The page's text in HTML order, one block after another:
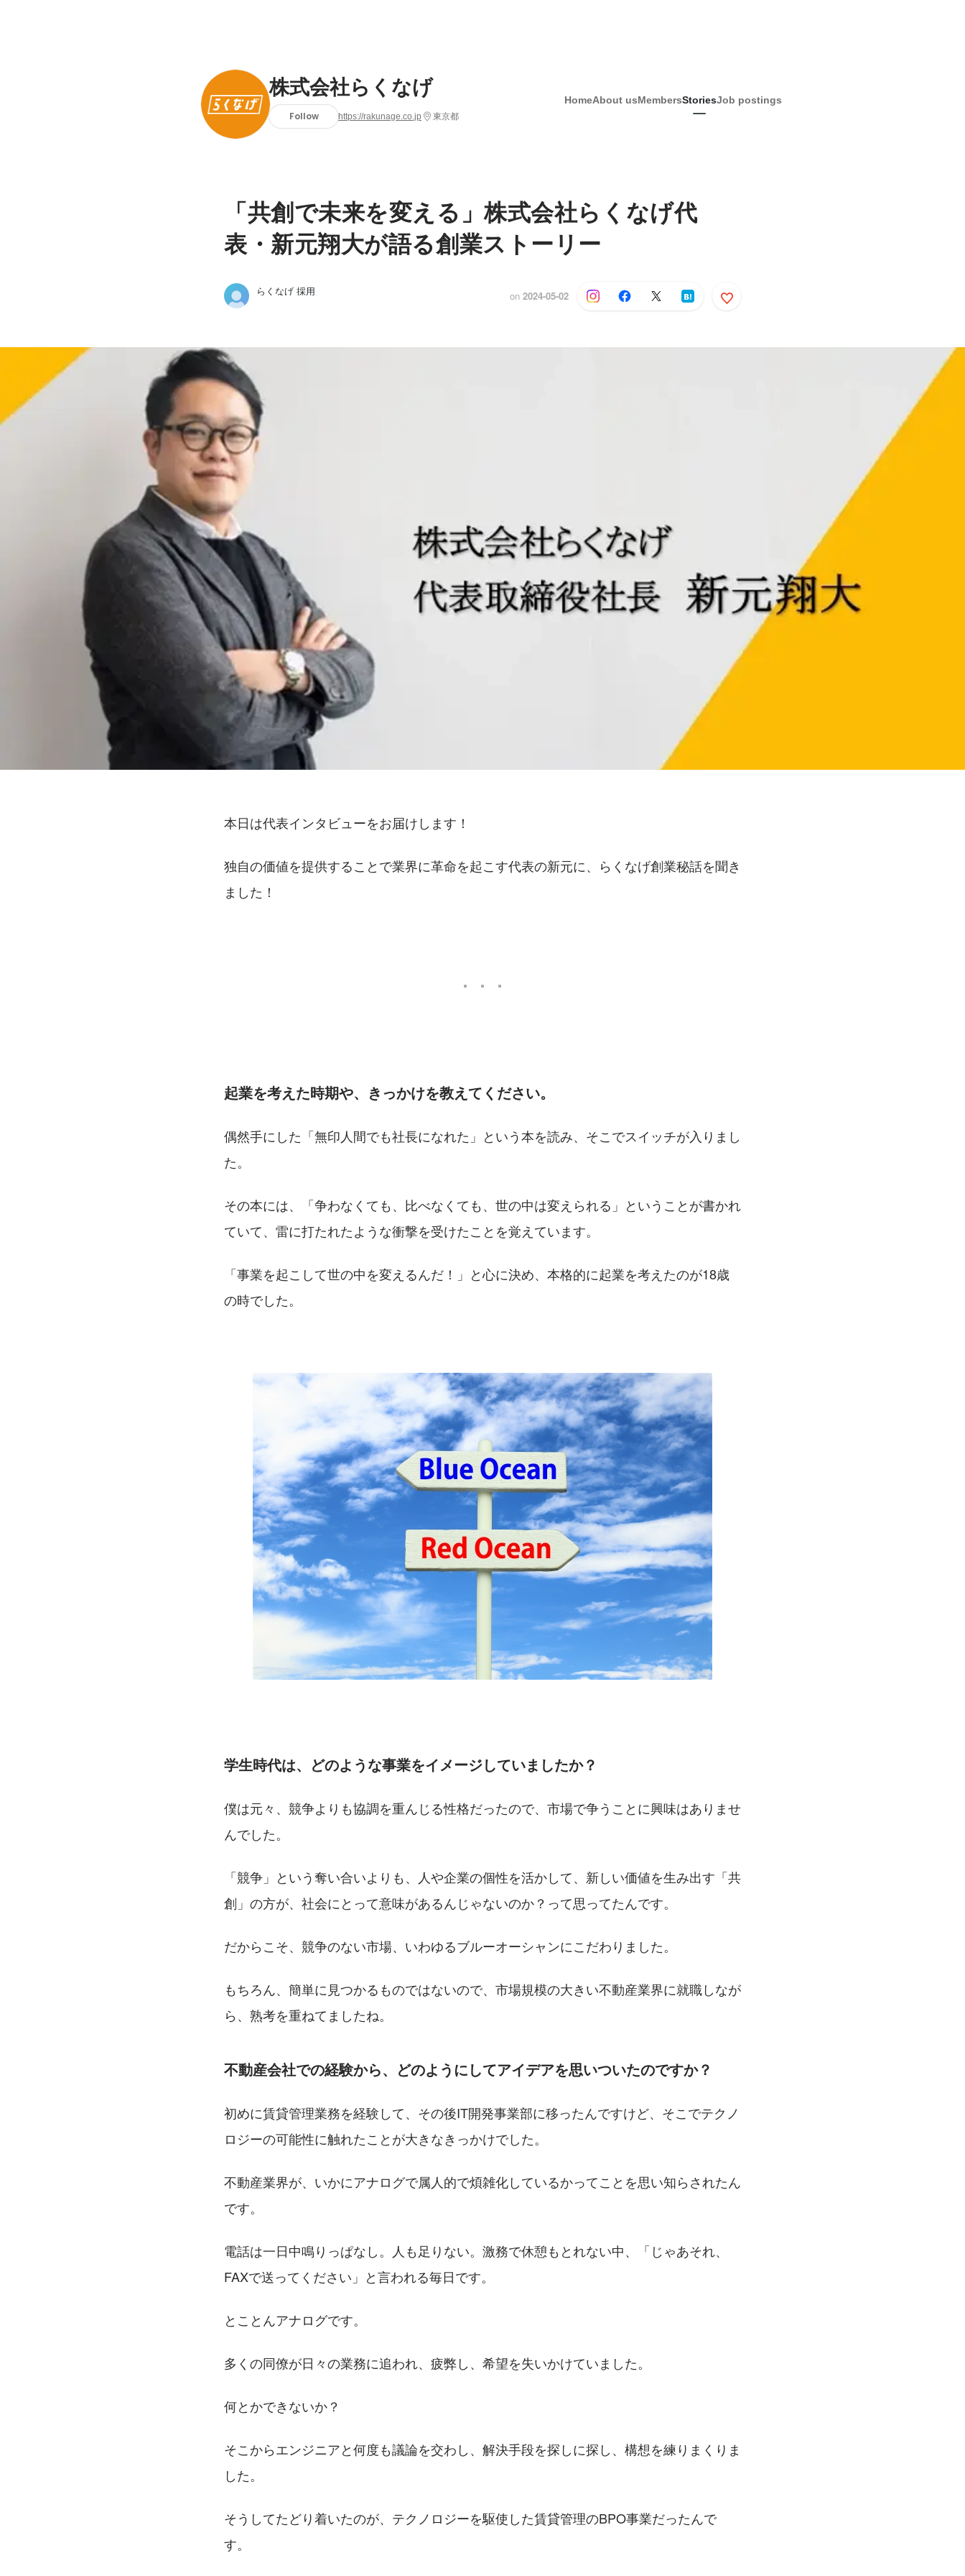
株式会社らくなげ
Follow https://rakunage.co.jp 東京都
HomeAbout usMembersStoriesJob postings
「共創で未来を変える」株式会社らくなげ代
表・新元翔大が語る創業ストーリー
らくなげ 採用 on 2024-05-02
本日は代表インタビューをお届けします！
独自の価値を提供することで業界に革命を起こす代表の新元に、らくなげ創業秘話を聞き
ました！
起業を考えた時期や、きっかけを教えてください。
偶然手にした「無印人間でも社長になれた」という本を読み、そこでスイッチが入りまし
た。
その本には、「争わなくても、比べなくても、世の中は変えられる」ということが書かれ
ていて、雷に打たれたような衝撃を受けたことを覚えています。
「事業を起こして世の中を変えるんだ！」と心に決め、本格的に起業を考えたのが18歳
の時でした。
学生時代は、どのような事業をイメージしていましたか？
僕は元々、競争よりも協調を重んじる性格だったので、市場で争うことに興味はありませ
んでした。
「競争」という奪い合いよりも、人や企業の個性を活かして、新しい価値を生み出す「共
創」の方が、社会にとって意味があるんじゃないのか？って思ってたんです。
だからこそ、競争のない市場、いわゆるブルーオーシャンにこだわりました。
もちろん、簡単に見つかるものではないので、市場規模の大きい不動産業界に就職しなが
ら、熟考を重ねてましたね。
不動産会社での経験から、どのようにしてアイデアを思いついたのですか？
初めに賃貸管理業務を経験して、その後IT開発事業部に移ったんですけど、そこでテクノ
ロジーの可能性に触れたことが大きなきっかけでした。
不動産業界が、いかにアナログで属人的で煩雑化しているかってことを思い知らされたん
です。
電話は一日中鳴りっぱなし。人も足りない。激務で休憩もとれない中、「じゃあそれ、
FAXで送ってください」と言われる毎日です。
とことんアナログです。
多くの同僚が日々の業務に追われ、疲弊し、希望を失いかけていました。
何とかできないか？
そこからエンジニアと何度も議論を交わし、解決手段を探しに探し、構想を練りまくりま
した。
そうしてたどり着いたのが、テクノロジーを駆使した賃貸管理のBPO事業だったんで
す。
らくなげ 採用
株式会社らくなげ /